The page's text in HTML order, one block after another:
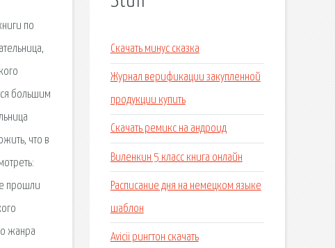
по
большим
что в
прошли
жанра
Скачать минус сказка
Журнал верификации закупленной
продукции купить
Скачать ремикс на андроид
Виленкин 5 класс книга онлайн
Расписание дня на немецком языке
шаблон
Avicii рингтон скачать